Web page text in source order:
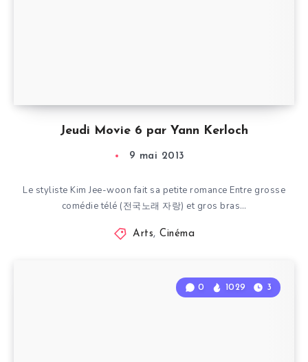
Jeudi Movie 6 par Yann Kerloch
9 mai 2013
Le styliste Kim Jee-woon fait sa petite romance Entre grosse
comédie télé (전국노래 자랑) et gros bras…
Arts,Cinéma
0 1029 3